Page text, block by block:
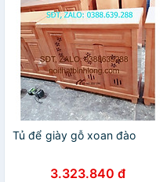
Tủ để giày gỗ xoan đào
3.323.840 đ